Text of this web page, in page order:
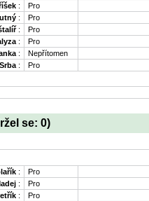
:
Pro
:
Pro
:
Pro
:
Pro
:
Nepřítomen
Srba : Pro
se: 0)
:
Pro
:
Pro
:
Pro